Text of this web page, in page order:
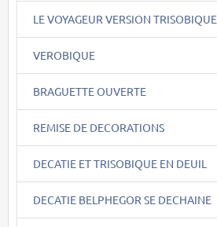
LE VOYAGEUR VERSION TRISOBIQUE
VEROBIQUE
BRAGUETTE OUVERTE
REMISE DE DECORATIONS
DECATIE ET TRISOBIQUE EN DEUIL
DECATIE BELPHEGOR SE DECHAINE